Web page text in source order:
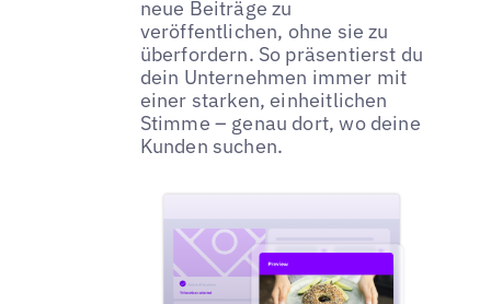
neue Beiträge zu
veröffentlichen, ohne sie zu
überfordern. So präsentierst du
dein Unternehmen immer mit
einer starken, einheitlichen
Stimme – genau dort, wo deine
Kunden suchen.